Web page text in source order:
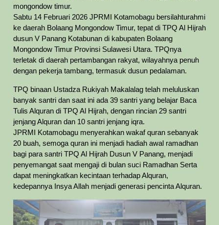
mongondow timur.
Sabtu 14 Februari 2026 JPRMI Kotamobagu bersilahturahmi
ke daerah Bolaang Mongondow Timur, tepat di TPQ Al Hijrah
dusun V Panang Kotabunan di kabupaten Bolaang
Mongondow Timur Provinsi Sulawesi Utara. TPQnya
terletak di daerah pertambangan rakyat, wilayahnya penuh
dengan pekerja tambang, termasuk dusun pedalaman.
TPQ binaan Ustadza Rukiyah Makalalag telah meluluskan
banyak santri dan saat ini ada 39 santri yang belajar Baca
Tulis Alquran di TPQ Al Hijrah, dengan rincian 29 santri
jenjang Alquran dan 10 santri jenjang iqra.
JPRMI Kotamobagu menyerahkan wakaf quran sebanyak
20 buah, semoga quran ini menjadi hadiah awal ramadhan
bagi para santri TPQ Al Hijrah Dusun V Panang, menjadi
penyemangat saat mengaji di bulan suci Ramadhan Serta
dapat meningkatkan kecintaan terhadap Alquran,
kedepannya Insya Allah menjadi generasi pencinta Alquran.